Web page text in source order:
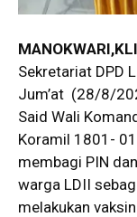
Sekretariat DPD
Jum’at (28/8/
Said Wali
Koramil 1801-
membagi PIN
warga LDII
melakukan